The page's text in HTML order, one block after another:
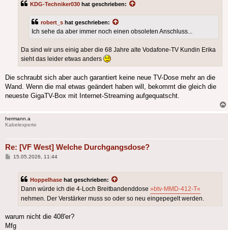
KDG-Techniker030 hat geschrieben:
robert_s hat geschrieben:
Ich sehe da aber immer noch einen obsoleten Anschluss...
Da sind wir uns einig aber die 68 Jahre alte Vodafone-TV Kundin Erika
sieht das leider etwas anders
Die schraubt sich aber auch garantiert keine neue TV-Dose mehr an die
Wand. Wenn die mal etwas geändert haben will, bekommt die gleich die
neueste GigaTV-Box mit Internet-Streaming aufgequatscht.
hermann.a
Kabelexperte
Re: [VF West] Welche Durchgangsdose?
Beitrag
15.05.2026, 11:44
Hoppelhase hat geschrieben:
Dann würde ich die 4-Loch Breitbandenddose »btv-MMD-412-T«
nehmen. Der Verstärker muss so oder so neu eingepegelt werden.
warum nicht die 408'er?
Mfg